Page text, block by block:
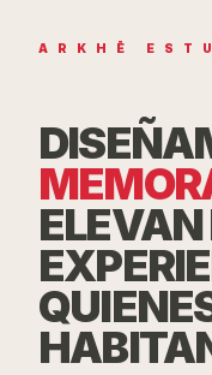
ARKHĒ
ELEVAN